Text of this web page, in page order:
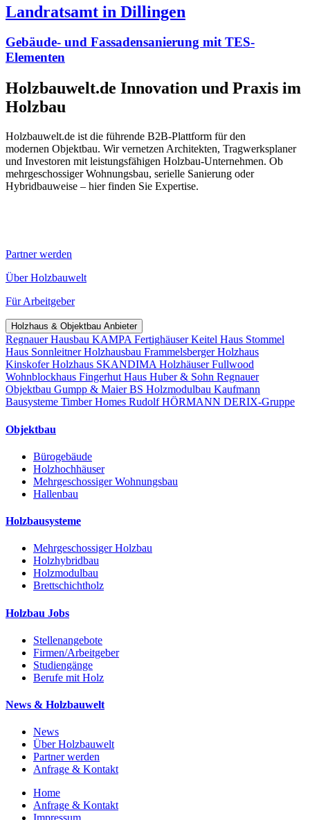
Landratsamt in Dillingen
Gebäude- und Fassadensanierung mit TES-
Elementen
Holzbauwelt.de Innovation und Praxis im
Holzbau
Holzbauwelt.de ist die führende B2B-Plattform für den
modernen Objektbau. Wir vernetzen Architekten, Tragwerksplaner
und Investoren mit leistungsfähigen Holzbau-Unternehmen. Ob
mehrgeschossiger Wohnungsbau, serielle Sanierung oder
Hybridbauweise – hier finden Sie Expertise.
Partner werden
Über Holzbauwelt
Für Arbeitgeber
Holzhaus & Objektbau Anbieter
Regnauer Hausbau KAMPA FertighäuserKeitel Haus Stommel
Haus Sonnleitner Holzhausbau Frammelsberger Holzhaus
Kinskofer Holzhaus SKANDIMA HolzhäuserFullwood
Wohnblockhaus Fingerhut Haus Huber & Sohn Regnauer
Objektbau Gumpp & MaierBS Holzmodulbau Kaufmann
Bausysteme Timber Homes Rudolf HÖRMANN DERIX-Gruppe
Objektbau
Bürogebäude
Holzhochhäuser
Mehrgeschossiger Wohnungsbau
Hallenbau
Holzbausysteme
Mehrgeschossiger Holzbau
Holzhybridbau
Holzmodulbau
Brettschichtholz
Holzbau Jobs
Stellenangebote
Firmen/Arbeitgeber
Studiengänge
Berufe mit Holz
News & Holzbauwelt
News
Über Holzbauwelt
Partner werden
Anfrage & Kontakt
Home
Anfrage & Kontakt